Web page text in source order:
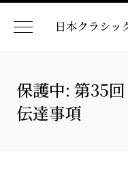
保護中: 第35
伝達事項